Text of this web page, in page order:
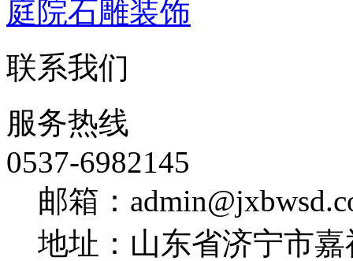
庭院石雕装饰
联系我们
服务热线
0537-6982145
邮箱：
地址：山东省济宁市